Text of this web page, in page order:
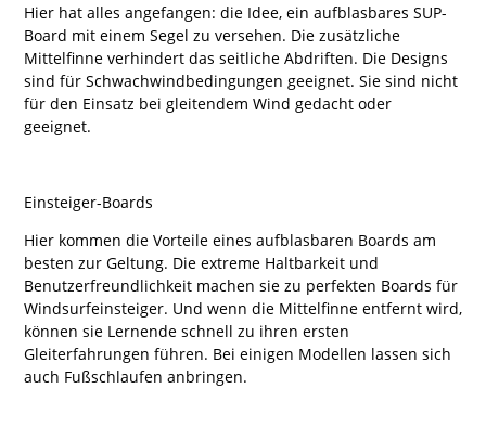
Hier hat alles angefangen: die Idee, ein aufblasbares SUP-
Board mit einem Segel zu versehen. Die zusätzliche
Mittelfinne verhindert das seitliche Abdriften. Die Designs
sind für Schwachwindbedingungen geeignet. Sie sind nicht
für den Einsatz bei gleitendem Wind gedacht oder
geeignet.
Einsteiger-Boards
Hier kommen die Vorteile eines aufblasbaren Boards am
besten zur Geltung. Die extreme Haltbarkeit und
Benutzerfreundlichkeit machen sie zu perfekten Boards für
Windsurfeinsteiger. Und wenn die Mittelfinne entfernt wird,
können sie Lernende schnell zu ihren ersten
Gleiterfahrungen führen. Bei einigen Modellen lassen sich
auch Fußschlaufen anbringen.